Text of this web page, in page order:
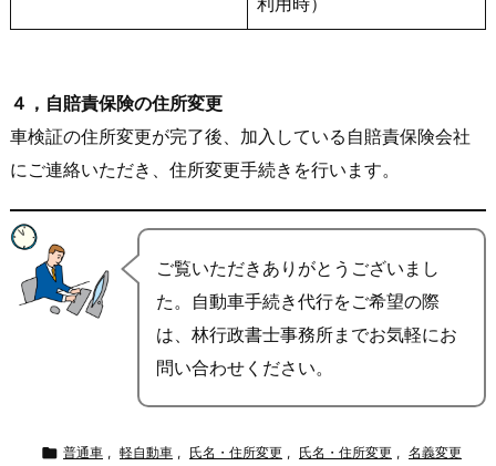
４，自賠責保険の住所変更
車検証の住所変更が完了後、加入している自賠責保険会社
にご連絡いただき、住所変更手続きを行います。
ご覧いただきありがとうございまし
た。自動車手続き代行をご希望の際
は、林行政書士事務所までお気軽にお
問い合わせください。
 普通車 , 軽自動車 , 氏名・住所変更 , 氏名・住所変更 , 名義変更